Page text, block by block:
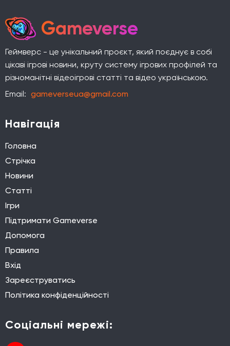
Gameverse
Геймверс - це унікальний проєкт, який поєднує в собі
цікаві ігрові новини, круту систему ігрових профілей та
різноманітні відеоігрові статті та відео українською.
Email: gameverseua@gmail.com
Навігація
Головна
Стрічка
Новини
Статті
Ігри
Підтримати Gameverse
Допомога
Правила
Вхід
Зареєструватись
Політика конфіденційності
Соціальні мережі: